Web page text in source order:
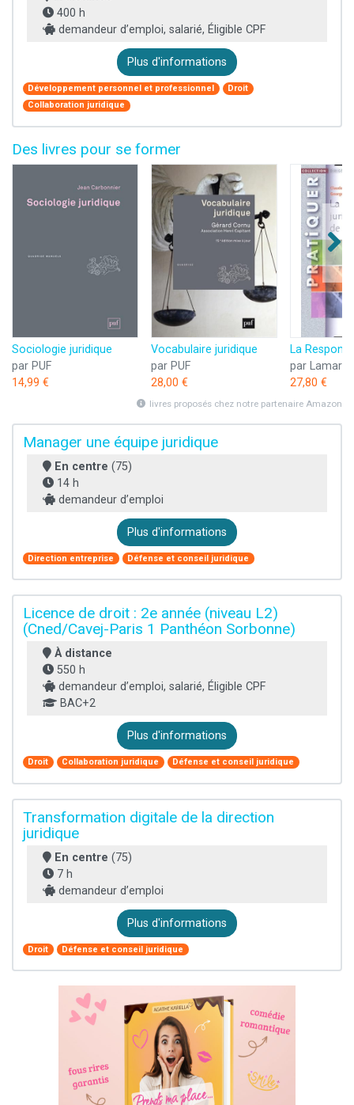
400 h
demandeur d’emploi, salarié, Éligible CPF
Plus d'informations
Développement personnel et professionnel
Droit
Collaboration juridique
Des livres pour se former
Sociologie juridique
par PUF
14,99 €
Vocabulaire juridique
par PUF
28,00 €
par
27,80 €
livres proposés chez notre partenaire Amazon
Manager une équipe juridique
En centre (75)
14 h
demandeur d’emploi
Plus d'informations
Direction entreprise Défense et conseil juridique
Licence de droit : 2e année (niveau L2)
(Cned/Cavej-Paris 1 Panthéon Sorbonne)
À distance
550 h
demandeur d’emploi, salarié, Éligible CPF
BAC+2
Plus d'informations
Droit Collaboration juridique Défense et conseil juridique
Transformation digitale de la direction
juridique
En centre (75)
7 h
demandeur d’emploi
Plus d'informations
Droit Défense et conseil juridique